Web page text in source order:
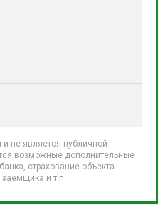
не является публичной
возможные дополнительные
страхование объекта
и т.п.